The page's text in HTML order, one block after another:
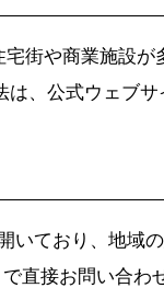
街や商業施設が
、公式ウェブサ
いており、地域
で直接お問い合わ